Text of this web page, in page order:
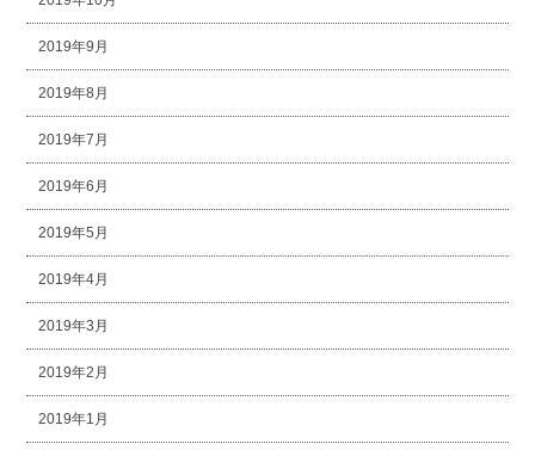
2019年9月
2019年8月
2019年7月
2019年6月
2019年5月
2019年4月
2019年3月
2019年2月
2019年1月